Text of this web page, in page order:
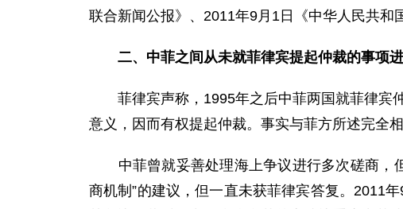
联合新闻公报》、2011年9月1日《中华人民共和
二、中菲之间从未就菲律宾提起仲裁的事项
菲律宾声称，1995年之后中菲两国就菲律宾
意义，因而有权提起仲裁。事实与菲方所述完全
中菲曾就妥善处理海上争议进行多次磋商，
商机制”的建议，但一直未获菲律宾答复。2011